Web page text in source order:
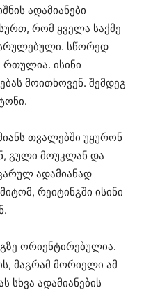
ადამიანები
რომ ყველა საქმე
სწორედ
ისინი
მოითხოვენ. შემდეგ
თვალებში უყურონ
გული მოუკლან და
ადამიანად
რეიტინგში ისინი
ორიენტირებულია.
მაგრამ მორიელი ამ
სხვა ადამიანების